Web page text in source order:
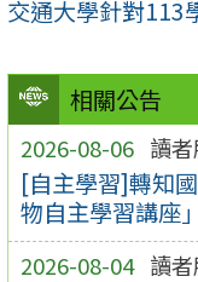
相關公告
2026-08-06 讀
[自主學習]轉知
物自主學習講座
2026-08-04 讀
交通大學針對113